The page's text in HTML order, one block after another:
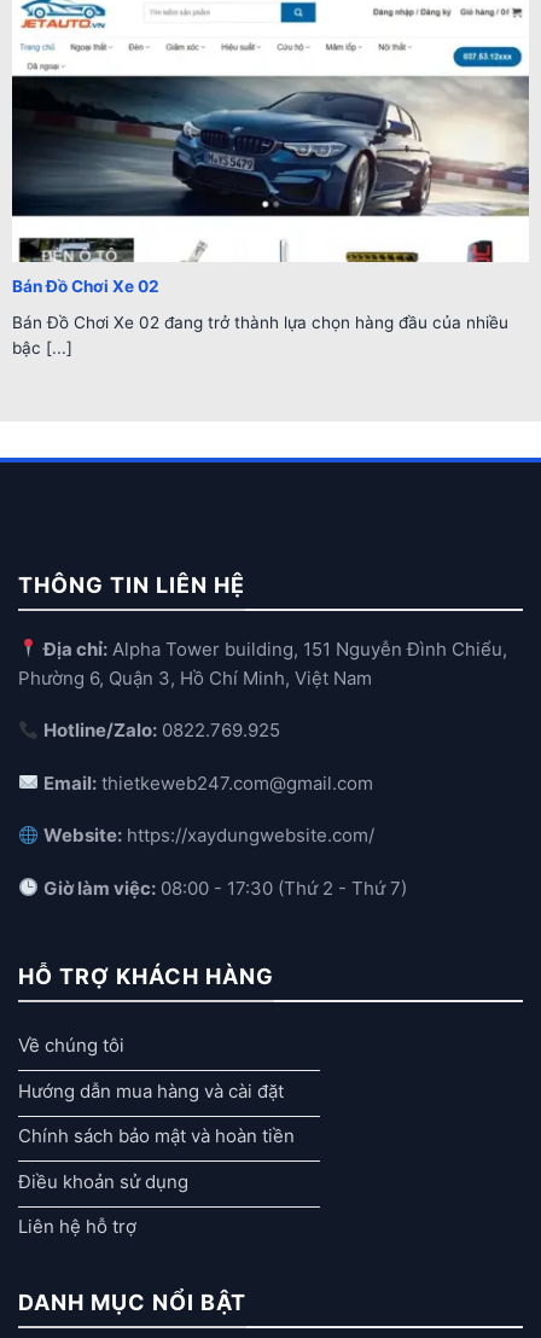
Bán Đồ Chơi Xe 02
Bán Đồ Chơi Xe 02 đang trở thành lựa chọn hàng đầu của nhiều
bậc [...]
THÔNG TIN LIÊN HỆ
Địa chỉ: Alpha Tower building, 151 Nguyễn Đình Chiểu,
Phường 6, Quận 3, Hồ Chí Minh, Việt Nam
Hotline/Zalo: 0822.769.925
Email: thietkeweb247.com@gmail.com
Website: https://xaydungwebsite.com/
Giờ làm việc: 08:00 - 17:30 (Thứ 2 - Thứ 7)
HỖ TRỢ KHÁCH HÀNG
Về chúng tôi
Hướng dẫn mua hàng và cài đặt
Chính sách bảo mật và hoàn tiền
Điều khoản sử dụng
Liên hệ hỗ trợ
DANH MỤC NỔI BẬT